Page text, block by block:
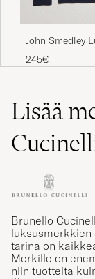
John Smedley
Merino Crew
245€
Lisää
Brunello
luksusmerkkien
tarina on
Merkille on
niin tuotteita